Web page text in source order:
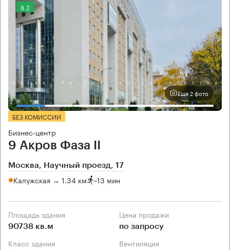
8.2
Еще 2 фото
БЕЗ КОМИССИИ
Бизнес-центр
9 Акров Фаза II
Москва, Научный проезд, 17
Калужская → 1.34 км ~13 мин
Площадь здания
90738 кв.м
Цена продажи
по запросу
Класс здания Вентиляция